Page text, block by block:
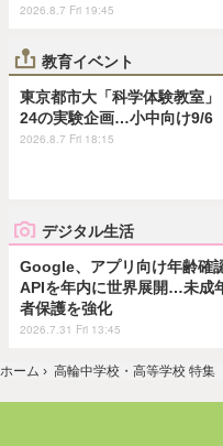
2026.8.7 Fri 19:45
教育イベント
東京都市大「科学体験教室」
24の実験企画…小中向け9/6
2026.8.7 Fri 18:15
デジタル生活
Google、アプリ向け年齢確
APIを年内に世界展開…未成
者保護を強化
2026.7.31 Fri 13:45
ホーム › 高輪中学校・高等学校 特集